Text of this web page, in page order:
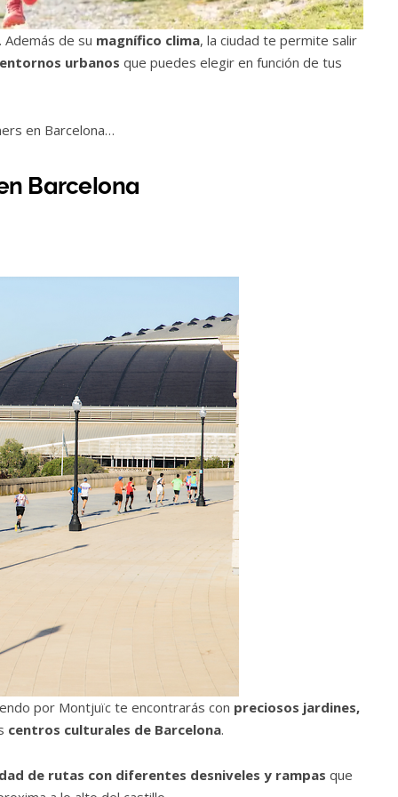
. Además de su magnífico clima, la ciudad te permite salir
urbanos que puedes elegir en función de tus
en Barcelona…
Barcelona
por Montjuïc te encontrarás con preciosos jardines,
centros culturales de Barcelona.
de rutas con diferentes desniveles y rampas que